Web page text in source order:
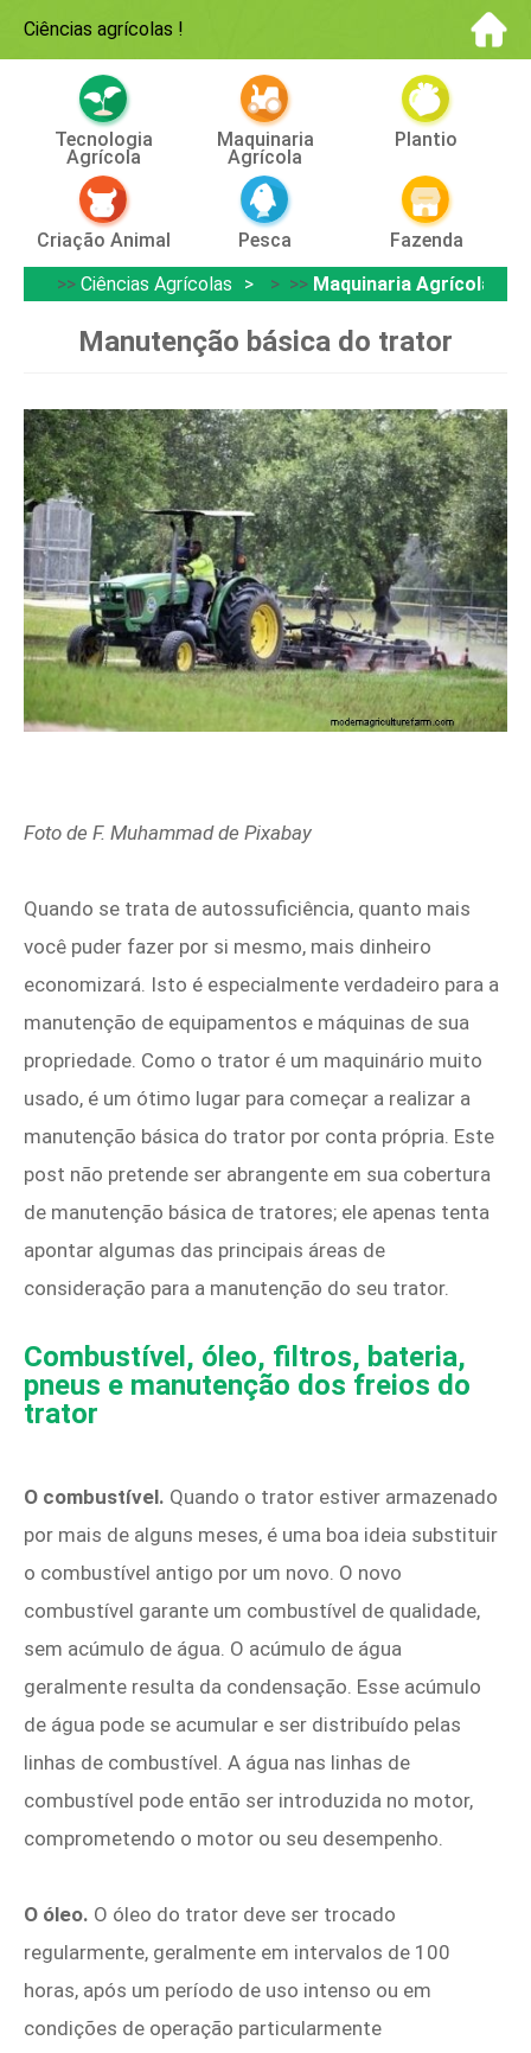
Ciências agrícolas !
Tecnologia
Agrícola
Maquinaria
Agrícola
Plantio
Criação Animal Pesca
Fazenda
>> Ciências Agrícolas > >> Maquinaria Agrícola
Manutenção básica do trator
Foto de F. Muhammad de Pixabay
Quando se trata de autossuficiência, quanto mais
você puder fazer por si mesmo, mais dinheiro
economizará. Isto é especialmente verdadeiro para a
manutenção de equipamentos e máquinas de sua
propriedade. Como o trator é um maquinário muito
usado, é um ótimo lugar para começar a realizar a
manutenção básica do trator por conta própria. Este
post não pretende ser abrangente em sua cobertura
de manutenção básica de tratores; ele apenas tenta
apontar algumas das principais áreas de
consideração para a manutenção do seu trator.
Combustível, óleo, filtros, bateria,
pneus e manutenção dos freios do
trator
O combustível. Quando o trator estiver armazenado
por mais de alguns meses, é uma boa ideia substituir
o combustível antigo por um novo. O novo
combustível garante um combustível de qualidade,
sem acúmulo de água. O acúmulo de água
geralmente resulta da condensação. Esse acúmulo
de água pode se acumular e ser distribuído pelas
linhas de combustível. A água nas linhas de
combustível pode então ser introduzida no motor,
comprometendo o motor ou seu desempenho.
O óleo. O óleo do trator deve ser trocado
regularmente, geralmente em intervalos de 100
horas, após um período de uso intenso ou em
condições de operação particularmente